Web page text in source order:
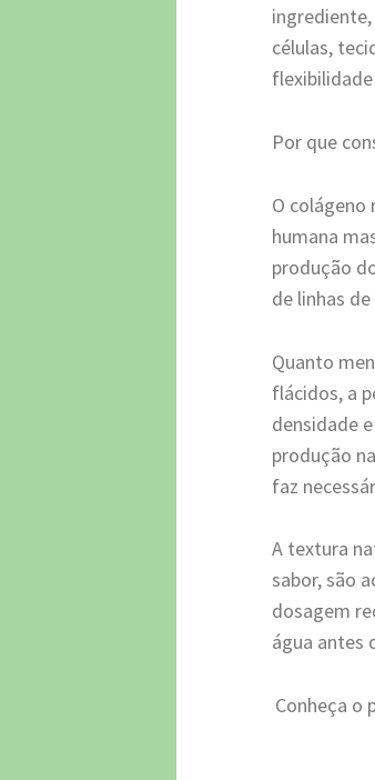
células,
Por que
O colágeno
humana
produção
de linhas
Quanto
flácidos, a
densidade
produção
faz
A textura
sabor, são
dosagem
água antes
Conheça o